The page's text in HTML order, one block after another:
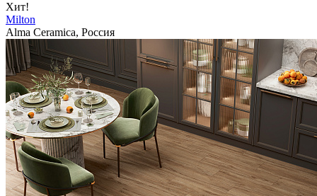
Хит!
Milton
Alma Ceramica, Россия